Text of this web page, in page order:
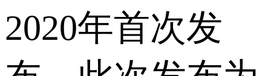
2020年首次发